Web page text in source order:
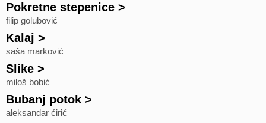
Pokretne stepenice >
filip golubović
Kalaj >
saša marković
Slike >
miloš bobić
Bubanj potok >
aleksandar ćirić